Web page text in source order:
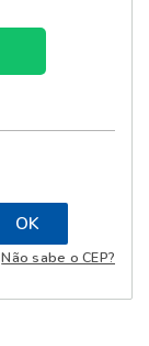
Não sabe o CEP?